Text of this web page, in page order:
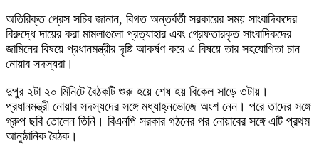
অতিরিক্ত প্রেস সচিব জানান, বিগত অন্তর্বর্তী সরকারের সময় সাংবাদিকদের
বিরুদ্ধে দায়ের করা মামলাগুলো প্রত্যাহার এবং গ্রেফতারকৃত সাংবাদিকদের
জামিনের বিষয়ে প্রধানমন্ত্রীর দৃষ্টি আকর্ষণ করে এ বিষয়ে তার সহযোগিতা চান
নোয়াব সদস্যরা।
দুপুর ২টা ২০ মিনিটে বৈঠকটি শুরু হয়ে শেষ হয় বিকেল সাড়ে ৩টায়।
প্রধানমন্ত্রী নোয়াব সদস্যদের সঙ্গে মধ্যাহ্নভোজে অংশ নেন। পরে তাদের সঙ্গে
গ্রুপ ছবি তোলেন তিনি। বিএনপি সরকার গঠনের পর নোয়াবের সঙ্গে এটি প্রথম
আনুষ্ঠানিক বৈঠক।